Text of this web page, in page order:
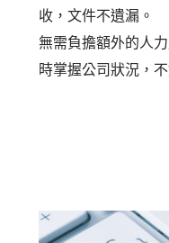
收，文件不遺漏。
無需負擔額外的人
時掌握公司狀況，